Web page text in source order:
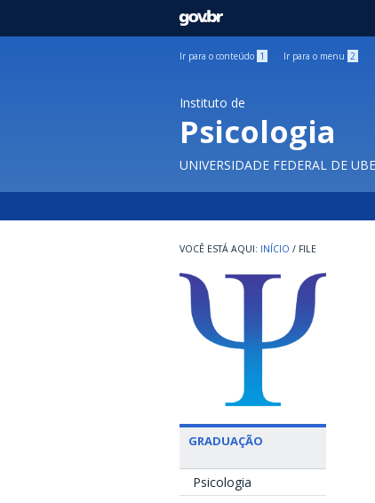
GOVBR
Ir para o conteúdo 1 Ir para o menu 2
Instituto de
Psicologia
UNIVERSIDADE FEDERAL DE
INÍCIO / FILE
GRADUAÇÃO
Psicologia